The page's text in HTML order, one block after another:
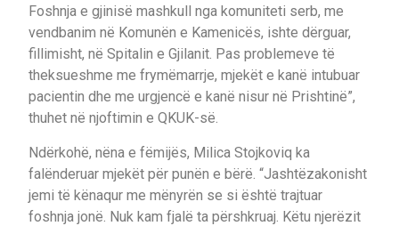
Foshnja e gjinisë mashkull nga komuniteti serb, me
vendbanim në Komunën e Kamenicës, ishte dërguar,
fillimisht, në Spitalin e Gjilanit. Pas problemeve të
theksueshme me frymëmarrje, mjekët e kanë intubuar
pacientin dhe me urgjencë e kanë nisur në Prishtinë”,
thuhet në njoftimin e QKUK-së.
Ndërkohë, nëna e fëmijës, Milica Stojkoviq ka
falënderuar mjekët për punën e bërë. “Jashtëzakonisht
jemi të kënaqur me mënyrën se si është trajtuar
foshnja jonë. Nuk kam fjalë ta përshkruaj. Këtu njerëzit